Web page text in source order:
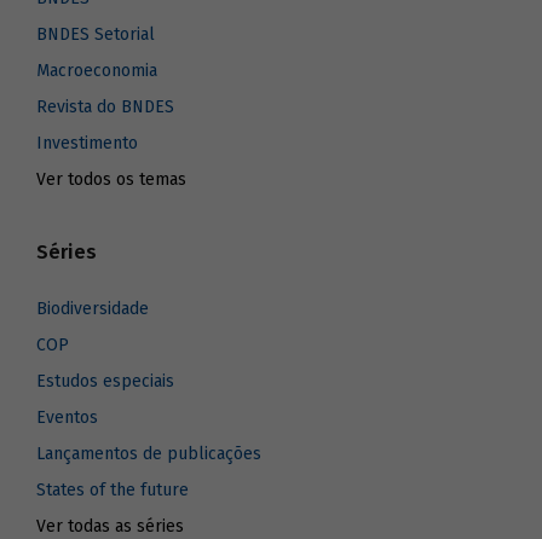
BNDES Setorial
Macroeconomia
Revista do BNDES
Investimento
Ver todos os temas
Séries
Biodiversidade
COP
Estudos especiais
Eventos
Lançamentos de publicações
States of the future
Ver todas as séries